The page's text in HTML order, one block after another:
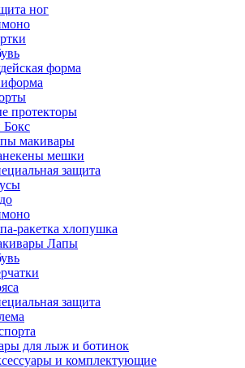
ног
форма
протекторы
Бокс
макивары
мешки
защита
ракетка хлопушка
Лапы
защита
для лыж и ботинок
и комплектующие